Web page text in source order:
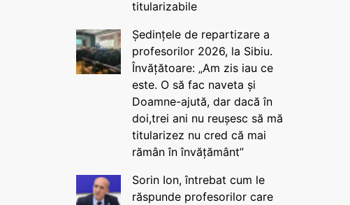
titularizabile
Ședințele de repartizare a
profesorilor 2026, la Sibiu.
Învățătoare: „Am zis iau ce
este. O să fac naveta și
Doamne-ajută, dar dacă în
doi,trei ani nu reușesc să mă
titularizez nu cred că mai
rămân în învățământ”
Sorin Ion, întrebat cum le
răspunde profesorilor care